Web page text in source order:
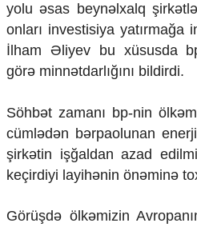
yolu əsas beynəlxalq
onları investisiya yatırmağa
İlham Əliyev bu xüsusda
görə minnətdarlığını bildirdi.
Söhbət zamanı bp-nin
cümlədən bərpaolunan
şirkətin işğaldan azad
keçirdiyi layihənin önəminə
Görüşdə ölkəmizin